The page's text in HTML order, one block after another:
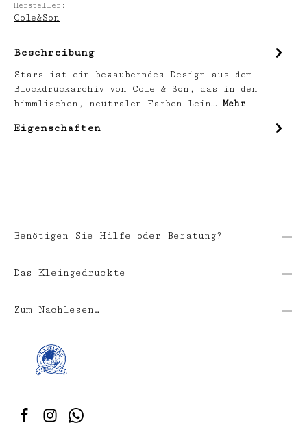
Hersteller:
Cole&Son
Beschreibung
Stars ist ein bezauberndes Design aus dem
Blockdruckarchiv von Cole & Son, das in den
himmlischen, neutralen Farben Lein… Mehr
Eigenschaften
Benötigen Sie Hilfe oder Beratung?
Das Kleingedruckte
Zum Nachlesen…